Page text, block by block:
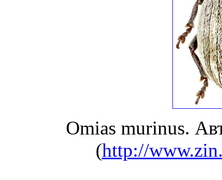
Omias murinus.
(http://